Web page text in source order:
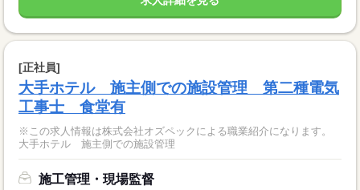
[正社員]
大手ホテル 施主側での施設管理 第二種電気
工事士 食堂有
※この求人情報は株式会社オズペックによる職業紹介になります。
大手ホテル 施主側での施設管理
施工管理・現場監督